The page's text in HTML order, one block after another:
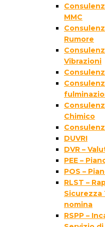
MMC
Rumore
Vibrazioni
Chimico
DUVRI
DVR –
PEE –
POS –
RLST –
Sicurezza
nomina
RSPP –